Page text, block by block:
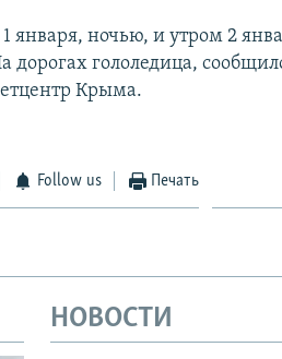
января, ночью, и утром 2
гололедица,
Крыма.
Follow us Печать
НОВОСТИ